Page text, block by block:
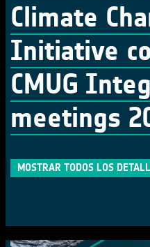
Climate
Initiative
CMUG
meetings
MOSTRAR TODOS LOS